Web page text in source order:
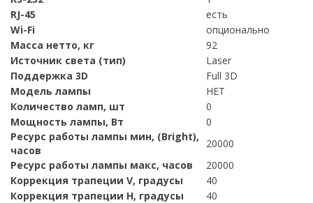
RJ-45
есть
Wi-Fi
опционально
Масса нетто, кг
92
Источник света (тип)
Laser
Поддержка 3D
Full 3D
Модель лампы
НЕТ
Количество ламп, шт
0
Мощность лампы, Вт
0
Ресурс работы лампы мин, (Bright),
часов
20000
Ресурс работы лампы макс, часов
20000
Коррекция трапеции V, градусы
40
Коррекция трапеции H, градусы
40